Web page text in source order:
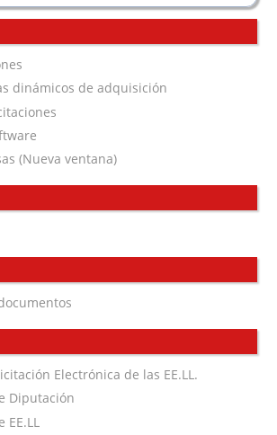
dinámicos de adquisición
(Nueva ventana)
Electrónica de las EE.LL.
Diputación
EE.LL